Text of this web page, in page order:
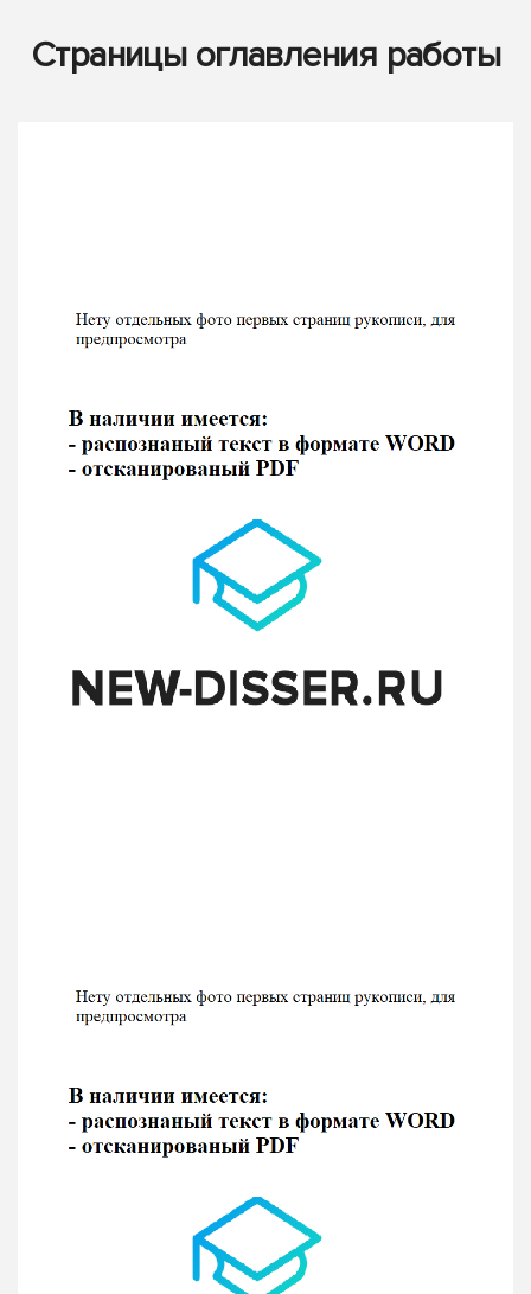
Страницы оглавления работы